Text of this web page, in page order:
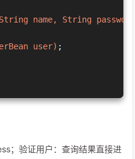
name, String
user) ;
；验证用户：查询结果直接进